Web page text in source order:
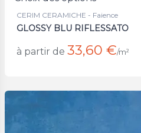
CERIM CERAMICHE - Faience
GLOSSY BLU RIFLESSATO
à partir de 33,60 €/m²